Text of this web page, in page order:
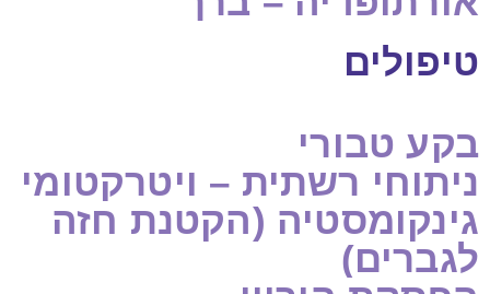
טיפולים
בקע טבורי
ניתוחי רשתית – ויטרקטומי
גינקומסטיה (הקטנת חזה
לגברים)